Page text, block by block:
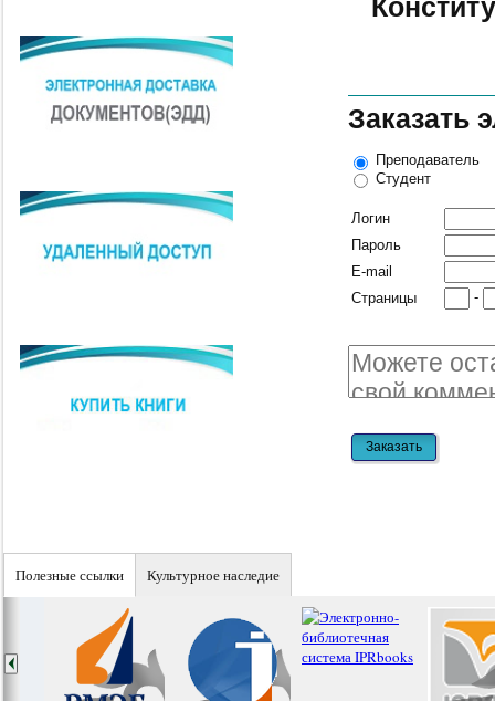
Заказать
Преподаватель
Студент
Логин
Пароль
E-mail
Страницы
-
Полезные ссылки Культурное наследие